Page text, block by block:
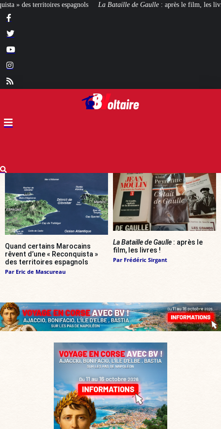
Bataille de Gaulle: après le film, les livres ! [CINÉMA]De la Comédie-
Quand certains Marocains
rêvent d’une « Reconquista »
des territoires espagnols
Par Eric de Mascureau
La Bataille de Gaulle : après le
film, les livres !
Par Frédéric Sirgant